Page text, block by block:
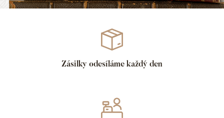
Zásilky odesíláme každý den